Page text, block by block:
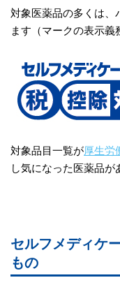
対象医薬品の多くは、
ます（マークの表示義
対象品目一覧が厚生労
し気になった医薬品が
セルフメディケ
もの